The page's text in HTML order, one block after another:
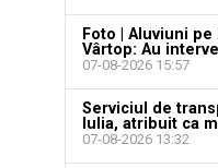
Foto | Aluviuni
Vârtop: Au
07-08-2026 15:57
Serviciul de
Iulia, atribuit ca
07-08-2026 13:32